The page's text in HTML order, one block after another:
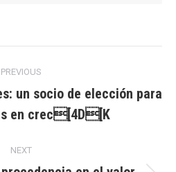
PREVIOUS
post:
un socio de elección para
en crec[4D[K
NEXT